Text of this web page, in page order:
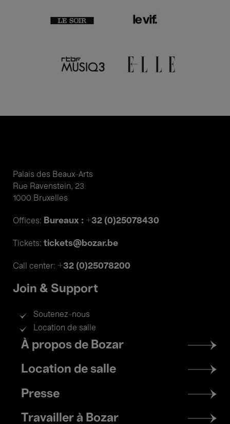
Palais des Beaux-Arts
Rue Ravenstein, 23
1000 Bruxelles
Offices: Bureaux : +32 (0)25078430
Tickets: tickets@bozar.be
Call center: +32 (0)25078200
Join & Support
Soutenez-nous
Location de salle
Footer
menu
À propos de Bozar
Location de salle
Presse
Travailler à Bozar